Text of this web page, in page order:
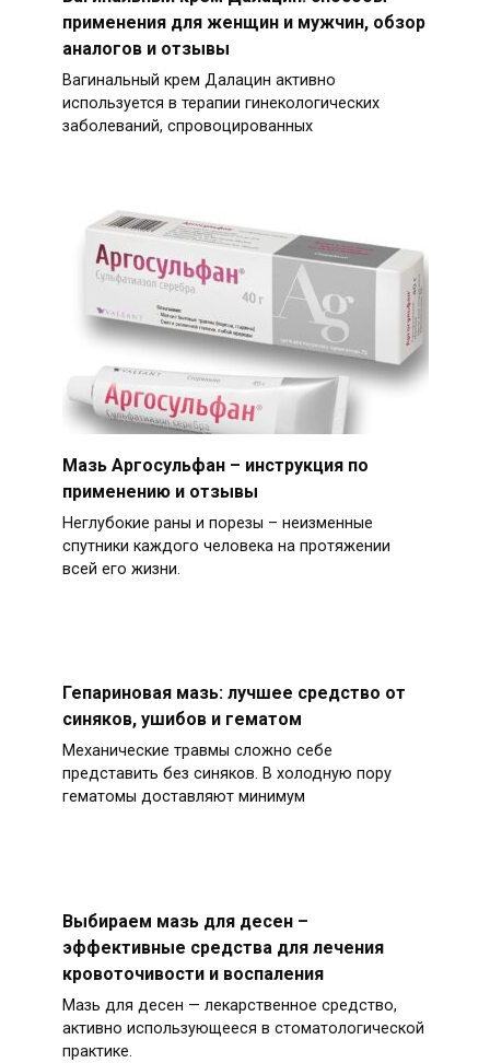
применения для женщин и мужчин, обзор
аналогов и отзывы
Вагинальный крем Далацин активно
используется в терапии гинекологических
заболеваний, спровоцированных
Мазь Аргосульфан – инструкция по
применению и отзывы
Неглубокие раны и порезы – неизменные
спутники каждого человека на протяжении
всей его жизни.
Гепариновая мазь: лучшее средство от
синяков, ушибов и гематом
Механические травмы сложно себе
представить без синяков. В холодную пору
гематомы доставляют минимум
Выбираем мазь для десен –
эффективные средства для лечения
кровоточивости и воспаления
Мазь для десен — лекарственное средство,
активно использующееся в стоматологической
практике.